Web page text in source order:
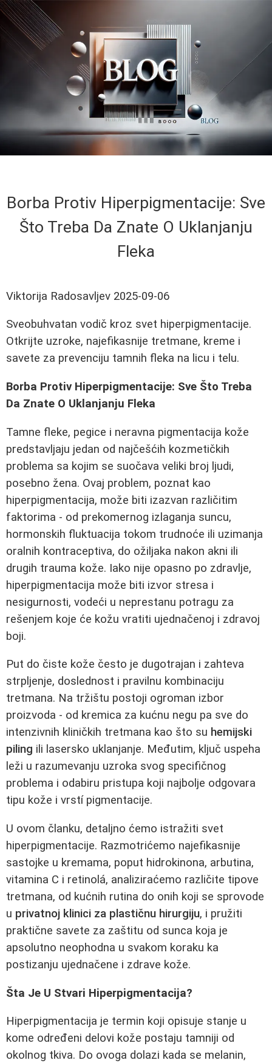
Borba Protiv Hiperpigmentacije: Sve
Što Treba Da Znate O Uklanjanju
Fleka
Viktorija Radosavljev 2025-09-06
Sveobuhvatan vodič kroz svet hiperpigmentacije.
Otkrijte uzroke, najefikasnije tretmane, kreme i
savete za prevenciju tamnih fleka na licu i telu.
Borba Protiv Hiperpigmentacije: Sve Što Treba
Da Znate O Uklanjanju Fleka
Tamne fleke, pegice i neravna pigmentacija kože
predstavljaju jedan od najčešćih kozmetičkih
problema sa kojim se suočava veliki broj ljudi,
posebno žena. Ovaj problem, poznat kao
hiperpigmentacija, može biti izazvan različitim
faktorima - od prekomernog izlaganja suncu,
hormonskih fluktuacija tokom trudnoće ili uzimanja
oralnih kontraceptiva, do ožiljaka nakon akni ili
drugih trauma kože. Iako nije opasno po zdravlje,
hiperpigmentacija može biti izvor stresa i
nesigurnosti, vodeći u neprestanu potragu za
rešenjem koje će kožu vratiti ujednačenoj i zdravoj
boji.
Put do čiste kože često je dugotrajan i zahteva
strpljenje, doslednost i pravilnu kombinaciju
tretmana. Na tržištu postoji ogroman izbor
proizvoda - od kremica za kućnu negu pa sve do
intenzivnih kliničkih tretmana kao što su hemijski
piling ili lasersko uklanjanje. Međutim, ključ uspeha
leži u razumevanju uzroka svog specifičnog
problema i odabiru pristupa koji najbolje odgovara
tipu kože i vrstí pigmentacije.
U ovom članku, detaljno ćemo istražiti svet
hiperpigmentacije. Razmotrićemo najefikasnije
sastojke u kremama, poput hidrokinona, arbutina,
vitamina C i retinolá, analiziraćemo različite tipove
tretmana, od kućnih rutina do onih koji se sprovode
u privatnoj klinici za plastičnu hirurgiju, i pružiti
praktične savete za zaštitu od sunca koja je
apsolutno neophodna u svakom koraku ka
postizanju ujednačene i zdrave kože.
Šta Je U Stvari Hiperpigmentacija?
Hiperpigmentacija je termin koji opisuje stanje u
kome određeni delovi kože postaju tamniji od
okolnog tkiva. Do ovoga dolazi kada se melanin,